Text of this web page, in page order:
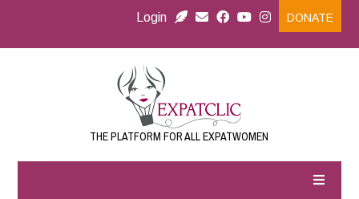
Login DONATE
THE PLATFORM FOR ALL EXPATWOMEN